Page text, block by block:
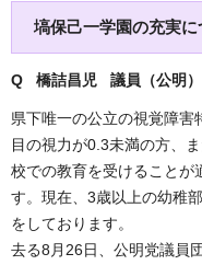
塙保己一学園の充実に
Q 橋詰昌児 議員（公明 ）
県下唯一の公立の視覚障害
目の視力が0.3未満の方、
校での教育を受けることが
す。現在、3歳以上の幼稚
をしております。
去る8月26日、公明党議員